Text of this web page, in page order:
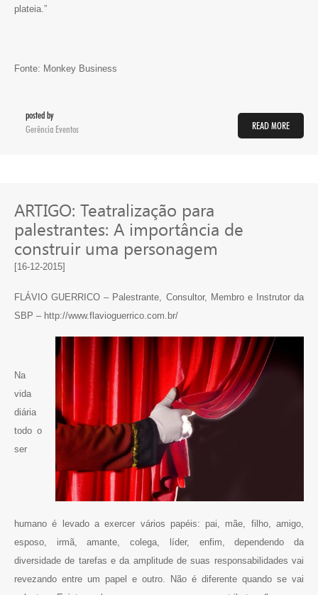
plateia.”
Fonte: Monkey Business
posted by
Gerência Eventos
READ MORE
ARTIGO: Teatralização para
palestrantes: A importância de
construir uma personagem
[16-12-2015]
FLÁVIO GUERRICO – Palestrante, Consultor, Membro e Instrutor da
SBP – http://www.flavioguerrico.com.br/
Na
vida
diária
todo o
ser
humano é levado a exercer vários papéis: pai, mãe, filho, amigo,
esposo, irmã, amante, colega, líder, enfim, dependendo da
diversidade de tarefas e da amplitude de suas responsabilidades vai
revezando entre um papel e outro. Não é diferente quando se vai